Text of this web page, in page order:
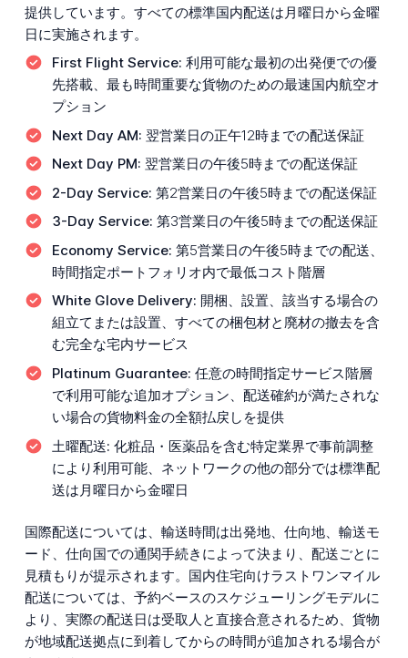
提供しています。すべての標準国内配送は月曜日から金曜
日に実施されます。
First Flight Service: 利用可能な最初の出発便での優
先搭載、最も時間重要な貨物のための最速国内航空オ
プション
Next Day AM: 翌営業日の正午12時までの配送保証
Next Day PM: 翌営業日の午後5時までの配送保証
2-Day Service: 第2営業日の午後5時までの配送保証
3-Day Service: 第3営業日の午後5時までの配送保証
Economy Service: 第5営業日の午後5時までの配送、
時間指定ポートフォリオ内で最低コスト階層
White Glove Delivery: 開梱、設置、該当する場合の
組立てまたは設置、すべての梱包材と廃材の撤去を含
む完全な宅内サービス
Platinum Guarantee: 任意の時間指定サービス階層
で利用可能な追加オプション、配送確約が満たされな
い場合の貨物料金の全額払戻しを提供
土曜配送: 化粧品・医薬品を含む特定業界で事前調整
により利用可能、ネットワークの他の部分では標準配
送は月曜日から金曜日
国際配送については、輸送時間は出発地、仕向地、輸送モ
ード、仕向国での通関手続きによって決まり、配送ごとに
見積もりが提示されます。国内住宅向けラストワンマイル
配送については、予約ベースのスケジューリングモデルに
より、実際の配送日は受取人と直接合意されるため、貨物
が地域配送拠点に到着してからの時間が追加される場合が